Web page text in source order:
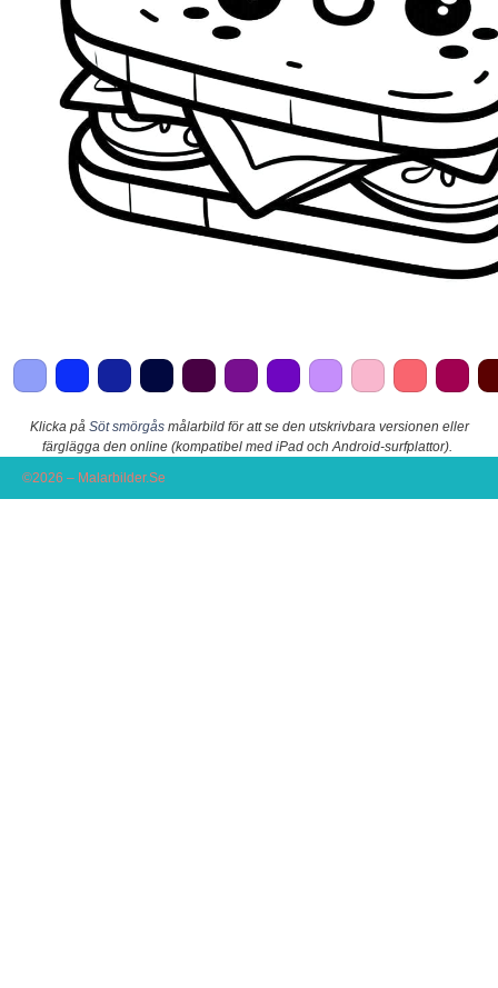
Klicka på Söt smörgåsmålarbild för att se den utskrivbara versionen eller
färglägga den online (kompatibel med iPad och Android-surfplattor).
©2026 – Malarbilder.Se